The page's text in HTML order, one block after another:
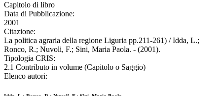
Capitolo di libro
Data di Pubblicazione:
2001
Citazione:
La politica agraria della regione Liguria pp.211-261) / Idda, L.;
Ronco, R.; Nuvoli, F.; Sini, Maria Paola. - (2001).
Tipologia CRIS:
2.1 Contributo in volume (Capitolo o Saggio)
Elenco autori: